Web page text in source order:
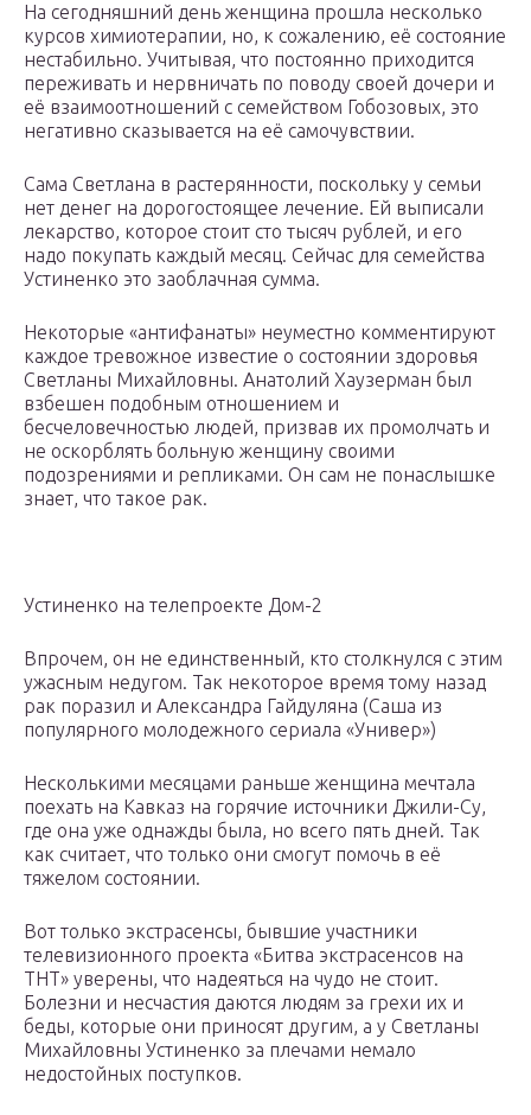
На сегодняшний день женщина прошла несколько
курсов химиотерапии, но, к сожалению, её состояние
нестабильно. Учитывая, что постоянно приходится
переживать и нервничать по поводу своей дочери и
её взаимоотношений с семейством Гобозовых, это
негативно сказывается на её самочувствии.
Сама Светлана в растерянности, поскольку у семьи
нет денег на дорогостоящее лечение. Ей выписали
лекарство, которое стоит сто тысяч рублей, и его
надо покупать каждый месяц. Сейчас для семейства
Устиненко это заоблачная сумма.
Некоторые «антифанаты» неуместно комментируют
каждое тревожное известие о состоянии здоровья
Светланы Михайловны. Анатолий Хаузерман был
взбешен подобным отношением и
бесчеловечностью людей, призвав их промолчать и
не оскорблять больную женщину своими
подозрениями и репликами. Он сам не понаслышке
знает, что такое рак.
Устиненко на телепроекте Дом-2
Впрочем, он не единственный, кто столкнулся с этим
ужасным недугом. Так некоторое время тому назад
рак поразил и Александра Гайдуляна (Саша из
популярного молодежного сериала «Универ»)
Несколькими месяцами раньше женщина мечтала
поехать на Кавказ на горячие источники Джили-Су,
где она уже однажды была, но всего пять дней. Так
как считает, что только они смогут помочь в её
тяжелом состоянии.
Вот только экстрасенсы, бывшие участники
телевизионного проекта «Битва экстрасенсов на
ТНТ» уверены, что надеяться на чудо не стоит.
Болезни и несчастия даются людям за грехи их и
беды, которые они приносят другим, а у Светланы
Михайловны Устиненко за плечами немало
недостойных поступков.